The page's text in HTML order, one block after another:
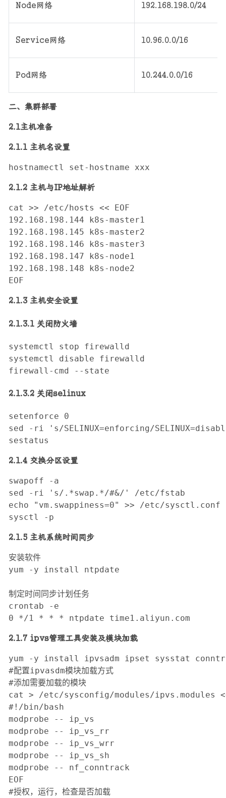
Node网络 192.168.198.0/24
Service网络 10.96.0.0/16
Pod网络 10.244.0.0/16
二、集群部署
2.1主机准备
2.1.1 主机名设置
hostnamectl set-hostname xxx
2.1.2 主机与IP地址解析
cat >> /etc/hosts << EOF
192.168.198.144 k8s-master1
192.168.198.145 k8s-master2
192.168.198.146 k8s-master3
192.168.198.147 k8s-node1
192.168.198.148 k8s-node2
EOF
2.1.3 主机安全设置
2.1.3.1 关闭防火墙
systemctl stop firewalld
systemctl disable firewalld
firewall-cmd --state
2.1.3.2 关闭selinux
setenforce 0
sed -ri 's/SELINUX=enforcing/
sestatus
2.1.4 交换分区设置
swapoff -a
sed -ri 's/.*swap.*/#&/' /etc/fstab
echo "vm.swappiness=0" >> /etc/sysctl.conf
sysctl -p
2.1.5 主机系统时间同步
安装软件
yum -y install ntpdate
制定时间同步计划任务
crontab -e
0 */1 * * * ntpdate time1.aliyun.com
2.1.7 ipvs管理工具安装及模块加载
yum -y install ipvsadm ipset sysstat
#配置ipvasdm模块加载方式
#添加需要加载的模块
cat > /etc/sysconfig/modules/ipvs.modules
#!/bin/bash
modprobe -- ip_vs
modprobe -- ip_vs_rr
modprobe -- ip_vs_wrr
modprobe -- ip_vs_sh
modprobe -- nf_conntrack
EOF
#授权，运行，检查是否加载